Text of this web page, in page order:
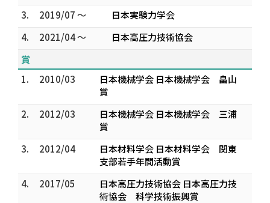
3.
2019/07 ～
日本実験力学会
4.
2021/04 ～
日本高圧力技術協会
賞
1.
2010/03
日本機械学会 日本機械学会 畠山
賞
2.
2012/03
日本機械学会 日本機械学会 三浦
賞
3.
2012/04
日本材料学会 日本材料学会 関東
支部若手年間活動賞
4.
2017/05
日本高圧力技術協会 日本高圧力技
術協会 科学技術振興賞